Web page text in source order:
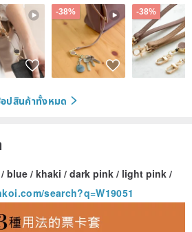
-38% -38%
ปสินค้าทั้งหมด
blue / khaki / dark pink / light pink /
search?q=W19051